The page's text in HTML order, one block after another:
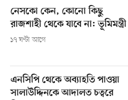
নেসকো কেন, কোনো কিছু
রাজশাহী থেকে যাবে না: ভূমিমন্ত্রী
১৭ ঘণ্টা আগে
এনসিপি থেকে অব্যাহতি পাওয়া
সালাউদ্দিনকে আদালত চত্বরে